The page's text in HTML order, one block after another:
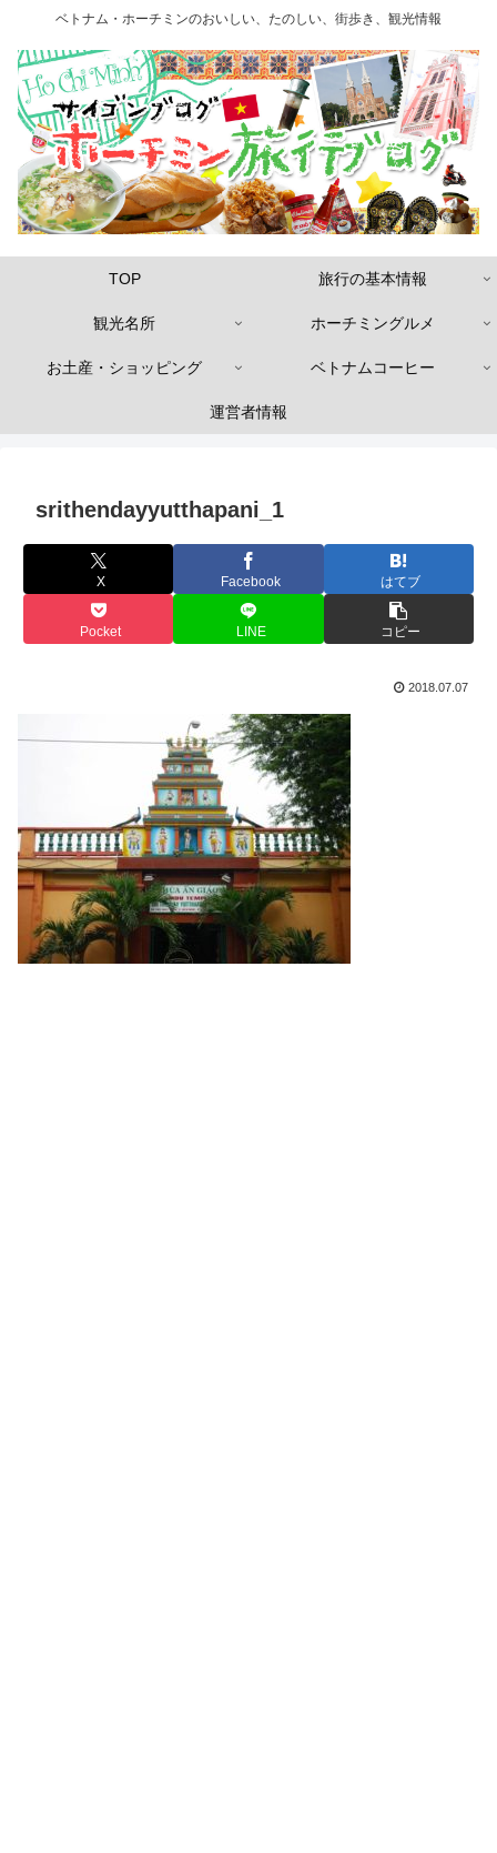
ベトナム・ホーチミンのおいしい、たのしい、街歩き、観光情報
TOP 旅行の基本情報
観光名所 ホーチミングルメ
お土産・ショッピング ベトナムコーヒー
運営者情報
srithendayyutthapani_1
X Facebook はてブ
Pocket LINE コピー
2018.07.07